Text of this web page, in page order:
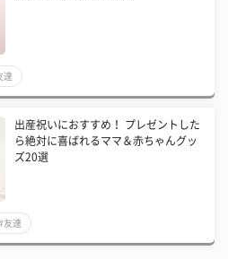
達
出産祝いにおすすめ！ プレゼントした
ら絶対に喜ばれるママ＆赤ちゃんグッ
ズ20選
友達